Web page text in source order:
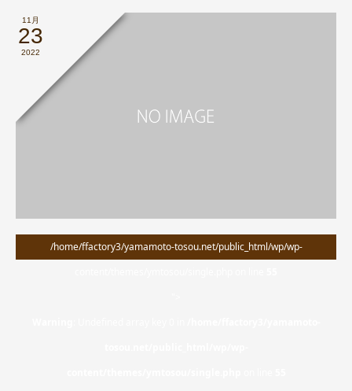
11月
23
2022
/home/ffactory3/yamamoto-tosou.net/public_html/wp/wp-